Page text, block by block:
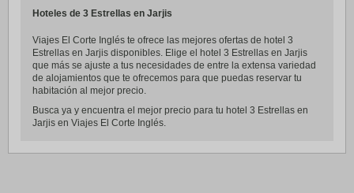
Hoteles de 3 Estrellas en Jarjis
Viajes El Corte Inglés te ofrece las mejores ofertas de hotel 3
Estrellas en Jarjis disponibles. Elige el hotel 3 Estrellas en Jarjis
que más se ajuste a tus necesidades de entre la extensa variedad
de alojamientos que te ofrecemos para que puedas reservar tu
habitación al mejor precio.
Busca ya y encuentra el mejor precio para tu hotel 3 Estrellas en
Jarjis en Viajes El Corte Inglés.